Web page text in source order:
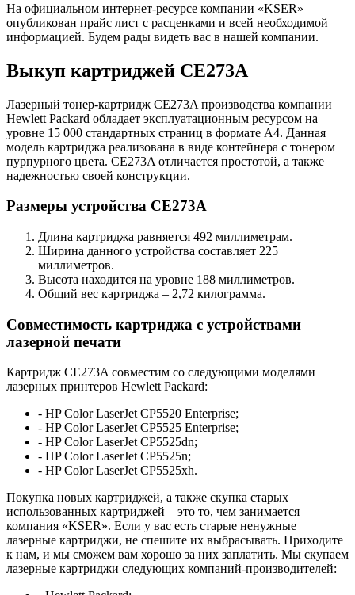
На официальном интернет-ресурсе компании «KSER»
опубликован прайс лист с расценками и всей необходимой
информацией. Будем рады видеть вас в нашей компании.
Выкуп картриджей CE273A
Лазерный тонер-картридж CE273A производства компании
Hewlett Packard обладает эксплуатационным ресурсом на
уровне 15 000 стандартных страниц в формате А4. Данная
модель картриджа реализована в виде контейнера с тонером
пурпурного цвета. CE273A отличается простотой, а также
надежностью своей конструкции.
Размеры устройства CE273A
Длина картриджа равняется 492 миллиметрам.
Ширина данного устройства составляет 225
миллиметров.
Высота находится на уровне 188 миллиметров.
Общий вес картриджа – 2,72 килограмма.
Совместимость картриджа с устройствами
лазерной печати
Картридж CE273A совместим со следующими моделями
лазерных принтеров Hewlett Packard:
- HP Color LaserJet CP5520 Enterprise;
- HP Color LaserJet CP5525 Enterprise;
- HP Color LaserJet CP5525dn;
- HP Color LaserJet CP5525n;
- HP Color LaserJet CP5525xh.
Покупка новых картриджей, а также скупка старых
использованных картриджей – это то, чем занимается
компания «KSER». Если у вас есть старые ненужные
лазерные картриджи, не спешите их выбрасывать. Приходите
к нам, и мы сможем вам хорошо за них заплатить. Мы скупаем
лазерные картриджи следующих компаний-производителей: